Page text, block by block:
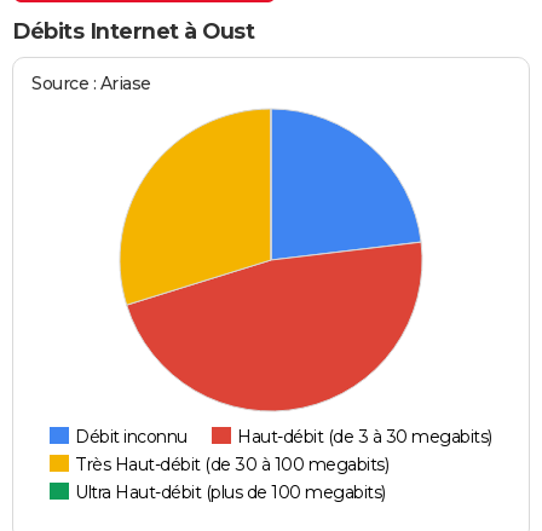
FORUM
Bricolage
Lifestyle
Culture
Sport
Auto
Television
Voyage
Cinema
Débits Internet à Oust
Source : Ariase
Débit inconnu
Haut-débit (de 3 à 30 megabits)
Très Haut-débit (de 30 à 100 megabits)
Ultra Haut-débit (plus de 100 megabits)